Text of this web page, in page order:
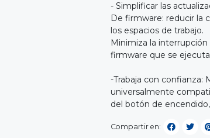
- Simplificar las
De firmware: reducir la
los espacios de trabajo.
Minimiza la
firmware que se
-Trabaja con confianza:
universalmente
del botón de
Compartir en: